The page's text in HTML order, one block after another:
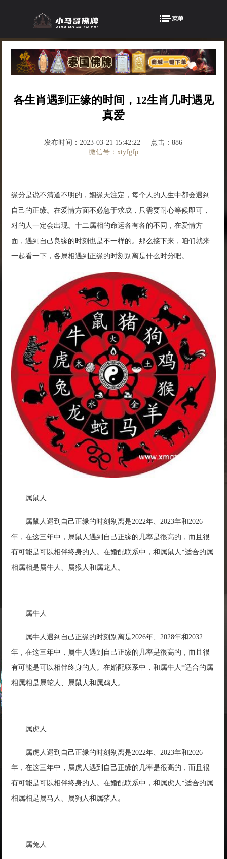
各生肖遇到正缘的时间，12生肖几时遇见
真爱
发布时间：2023-03-21 15:42:22
点击：886
微信号：xtyfgfp
缘分是说不清道不明的，姻缘天注定，每个人的人生中都会遇到
自己的正缘。在爱情方面不必急于求成，只需要耐心等候即可，
对的人一定会出现。十二属相的命运各有各的不同，在爱情方
面，遇到自己良缘的时刻也是不一样的。那么接下来，咱们就来
一起看一下，各属相遇到正缘的时刻别离是什么时分吧。
属鼠人
属鼠人遇到自己正缘的时刻别离是2022年、2023年和2026
年，在这三年中，属鼠人遇到自己正缘的几率是很高的，而且很
有可能是可以相伴终身的人。在婚配联系中，和属鼠人*适合的属
相属相是属牛人、属猴人和属龙人。
属牛人
属牛人遇到自己正缘的时刻别离是2026年、2028年和2032
年，在这三年中，属牛人遇到自己正缘的几率是很高的，而且很
有可能是可以相伴终身的人。在婚配联系中，和属牛人*适合的属
相属相是属蛇人、属鼠人和属鸡人。
属虎人
属虎人遇到自己正缘的时刻别离是2022年、2023年和2026
年，在这三年中，属虎人遇到自己正缘的几率是很高的，而且很
有可能是可以相伴终身的人。在婚配联系中，和属虎人*适合的属
相属相是属马人、属狗人和属猪人。
属兔人